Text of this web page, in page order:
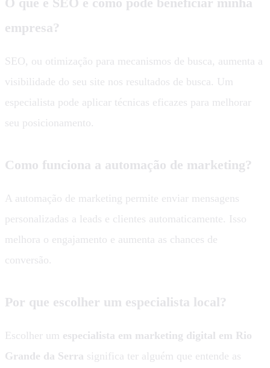
empresa?
SEO, ou otimização para mecanismos de busca, aumenta a
visibilidade do seu site nos resultados de busca. Um
especialista pode aplicar técnicas eficazes para melhorar
seu posicionamento.
Como funciona a automação de marketing?
A automação de marketing permite enviar mensagens
personalizadas a leads e clientes automaticamente. Isso
melhora o engajamento e aumenta as chances de
conversão.
Por que escolher um especialista local?
Escolher um especialista em marketing digital em Rio
Grande da Serra significa ter alguém que entende as